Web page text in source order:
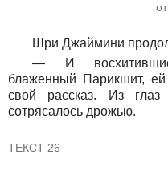
Шри Джаймини
― И
блаженный Парикшит,
свой рассказ. Из глаз
сотрясалось дрожью.
ТЕКСТ 26